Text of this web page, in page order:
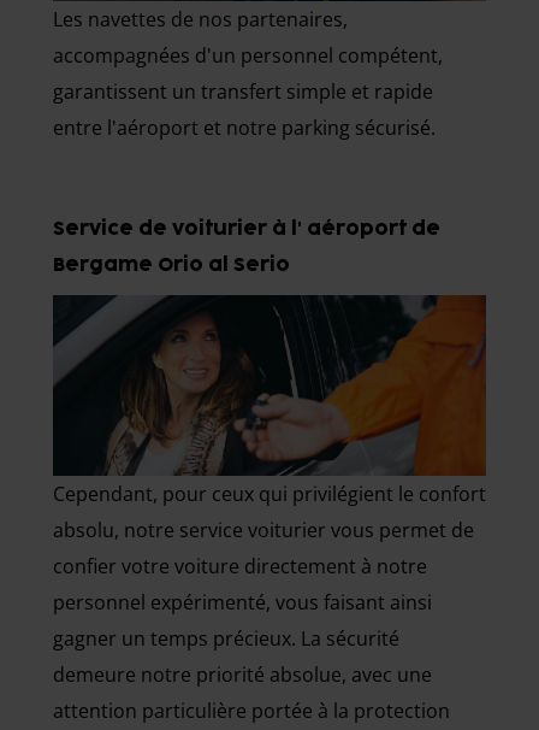
Les navettes de nos partenaires,
accompagnées d'un personnel compétent,
garantissent un transfert simple et rapide
entre l'aéroport et notre parking sécurisé.
Service de voiturier à l' aéroport de
Bergame Orio al Serio
Cependant, pour ceux qui privilégient le confort
absolu, notre service voiturier vous permet de
confier votre voiture directement à notre
personnel expérimenté, vous faisant ainsi
gagner un temps précieux. La sécurité
demeure notre priorité absolue, avec une
attention particulière portée à la protection